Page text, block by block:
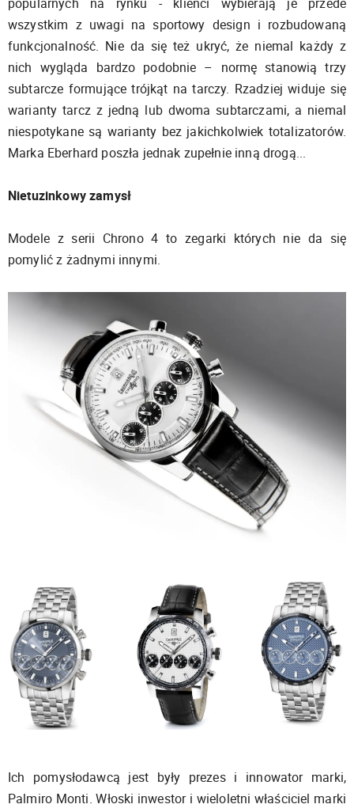
wszystkim z uwagi na sportowy design i rozbudowaną
funkcjonalność. Nie da się też ukryć, że niemal każdy z
nich wygląda bardzo podobnie – normę stanowią trzy
subtarcze formujące trójkąt na tarczy. Rzadziej widuje się
warianty tarcz z jedną lub dwoma subtarczami, a niemal
niespotykane są warianty bez jakichkolwiek totalizatorów.
Marka Eberhard poszła jednak zupełnie inną drogą...
Nietuzinkowy zamysł
Modele z serii Chrono 4 to zegarki których nie da się
pomylić z żadnymi innymi.
Ich pomysłodawcą jest były prezes i innowator marki,
Palmiro Monti. Włoski inwestor i wieloletni właściciel marki